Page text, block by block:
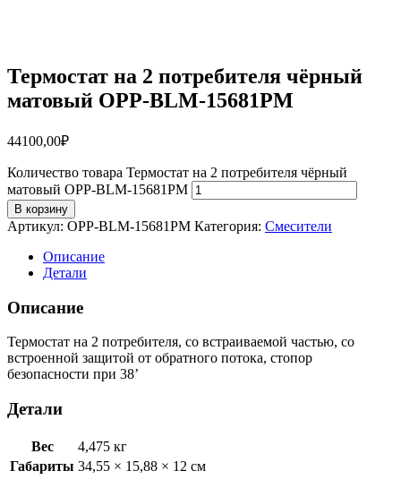
Термостат на 2 потребителя чёрный
матовый OPP-BLM-15681PM
44100,00₽
Количество товара Термостат на 2 потребителя чёрный
матовый OPP-BLM-15681PM
В корзину
Артикул: OPP-BLM-15681PM Категория: Смесители
Описание
Детали
Описание
Термостат на 2 потребителя, со встраиваемой частью, со
встроенной защитой от обратного потока, стопор
безопасности при 38’
Детали
Вес
4,475 кг
Габариты 34,55 × 15,88 × 12 см